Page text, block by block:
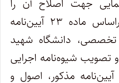
جهت اصلاح آن را
برعهده دارند. ثانیاً: براساس ماده ۲۳ آیین‌نامه
دانشگاه شهید
تصویب شیوه‌نامه اجرایی
مذکور، اصول و